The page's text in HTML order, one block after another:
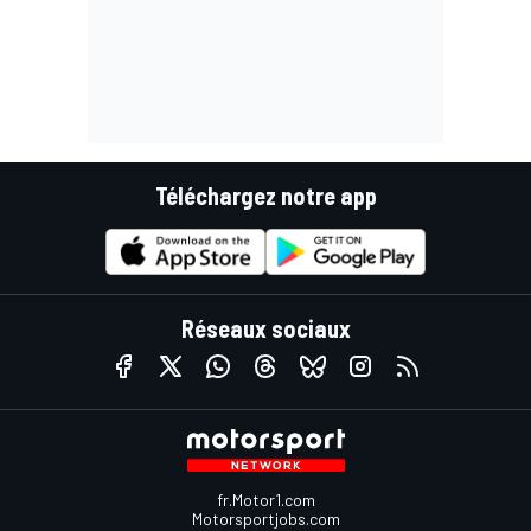
Téléchargez notre app
Réseaux sociaux
fr.Motor1.com
Motorsportjobs.com